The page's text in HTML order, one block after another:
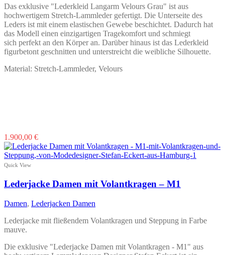
Produktseite
gewählt
werden
Das exklusive "Lederkleid Langarm Velours Grau" ist aus
hochwertigem Stretch-Lammleder gefertigt. Die Unterseite des
Leders ist mit einem elastischen Gewebe beschichtet. Dadurch hat
das Modell einen einzigartigen Tragekomfort und schmiegt
sich perfekt an den Körper an. Darüber hinaus ist das Lederkleid
figurbetont geschnitten und unterstreicht die weibliche Silhouette.
Material: Stretch-Lammleder, Velours
1.900,00 €Dieses
Produkt
weist
auf.
Die
Optionen
können
auf
gewählt
Quick View
Lederjacke Damen mit Volantkragen – M1
Damen, Lederjacken Damen
Lederjacke mit fließendem Volantkragen und Steppung in Farbe
mauve.
Die exklusive "Lederjacke Damen mit Volantkragen - M1" aus